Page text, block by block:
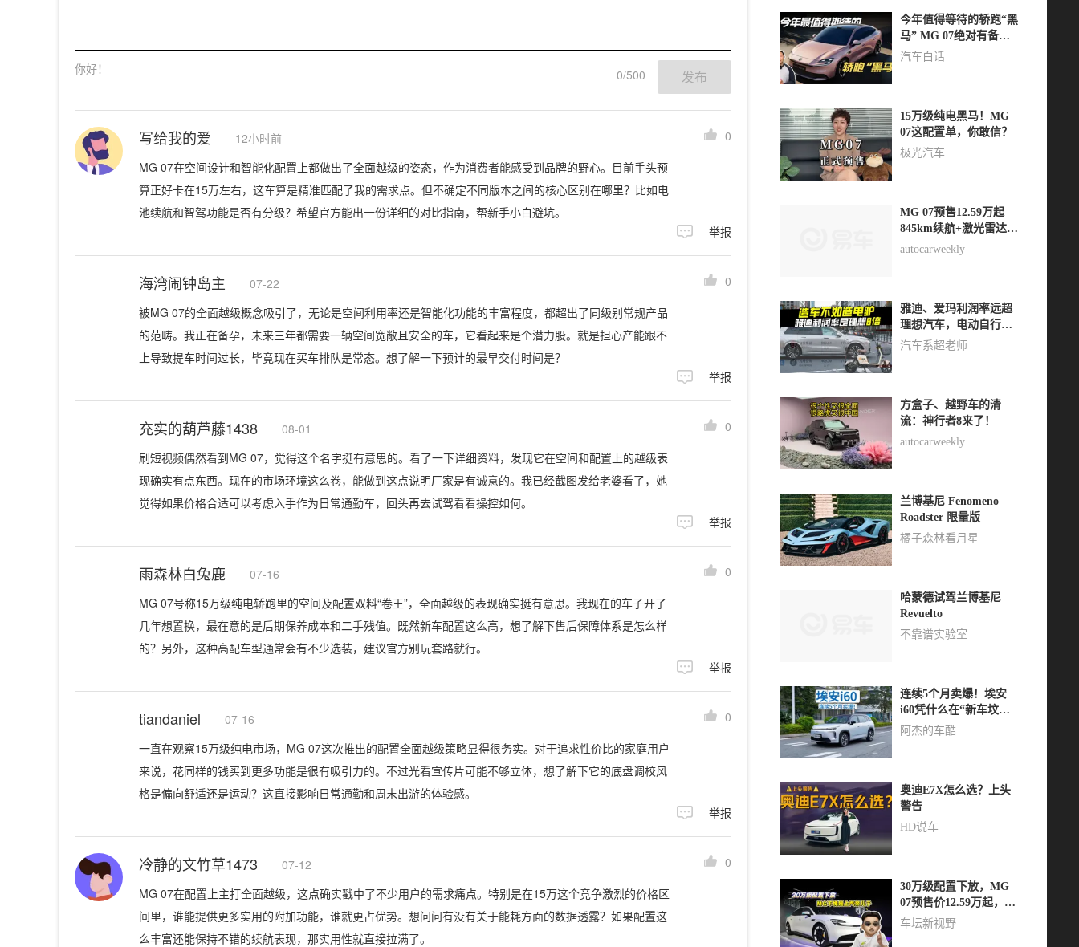
你好！ 发布
0/500
写给我的爱 12小时前
0
MG 07在空间设计和智能化配置上都做出了全面越级的姿态，作为消费者能感受到品牌的野心。目前手头预
算正好卡在15万左右，这车算是精准匹配了我的需求点。但不确定不同版本之间的核心区别在哪里？比如电
池续航和智驾功能是否有分级？希望官方能出一份详细的对比指南，帮新手小白避坑。
举报
海湾闹钟岛主 07-22
0
被MG 07的全面越级概念吸引了，无论是空间利用率还是智能化功能的丰富程度，都超出了同级别常规产品
的范畴。我正在备孕，未来三年都需要一辆空间宽敞且安全的车，它看起来是个潜力股。就是担心产能跟不
上导致提车时间过长，毕竟现在买车排队是常态。想了解一下预计的最早交付时间是？
举报
充实的葫芦藤1438 08-01
0
刷短视频偶然看到MG 07，觉得这个名字挺有意思的。看了一下详细资料，发现它在空间和配置上的越级表
现确实有点东西。现在的市场环境这么卷，能做到这点说明厂家是有诚意的。我已经截图发给老婆看了，她
觉得如果价格合适可以考虑入手作为日常通勤车，回头再去试驾看看操控如何。
举报
雨森林白兔鹿 07-16
0
MG 07号称15万级纯电轿跑里的空间及配置双料“卷王”，全面越级的表现确实挺有意思。我现在的车子开了
几年想置换，最在意的是后期保养成本和二手残值。既然新车配置这么高，想了解下售后保障体系是怎么样
的？另外，这种高配车型通常会有不少选装，建议官方别玩套路就行。
举报
tiandaniel 07-16
0
一直在观察15万级纯电市场，MG 07这次推出的配置全面越级策略显得很务实。对于追求性价比的家庭用户
来说，花同样的钱买到更多功能是很有吸引力的。不过光看宣传片可能不够立体，想了解下它的底盘调校风
格是偏向舒适还是运动？这直接影响日常通勤和周末出游的体验感。
举报
冷静的文竹草1473 07-12
0
MG 07在配置上主打全面越级，这点确实戳中了不少用户的需求痛点。特别是在15万这个竞争激烈的价格区
间里，谁能提供更多实用的附加功能，谁就更占优势。想问问有没有关于能耗方面的数据透露？如果配置这
么丰富还能保持不错的续航表现，那实用性就直接拉满了。
今年值得等待的轿跑“黑
马” MG 07绝对有备而
来
汽车白话
15万级纯电黑马！MG
07这配置单，你敢信？
极光汽车
MG 07预售12.59万起
845km续航+激光雷达
+半固态电池
autocarweekly
雅迪、爱玛利润率远超
理想汽车，电动自行车
暗藏多少溢价？
汽车系超老师
方盒子、越野车的清
流：神行者8来了！
autocarweekly
兰博基尼 Fenomeno
Roadster 限量版
橘子森林看月星
哈蒙德试驾兰博基尼
Revuelto
不靠谱实验室
连续5个月卖爆！埃安
i60凭什么在“新车坟场”
里杀出重围？
阿杰的车酷
奥迪E7X怎么选？上头
警告
HD说车
30万级配置下放，MG
07预售价12.59万起，上
汽亲儿子实锤
车坛新视野